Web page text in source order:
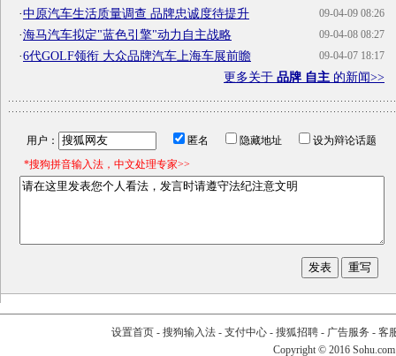
09-04-09 08:26
·中原汽车生活质量调查 品牌忠诚度待提升
09-04-08 08:27
·海马汽车拟定"蓝色引擎"动力自主战略
09-04-07 18:17
·6代GOLF领衔 大众品牌汽车上海车展前瞻
更多关于 品牌 自主 的新闻>>
用户： 匿名 隐藏地址
设为辩论话题
*搜狗拼音输入法，中文处理专家>>
设置首页- 搜狗输入法- 支付中心- 搜狐招聘- 广告服务 - 客
Copyright © 2016